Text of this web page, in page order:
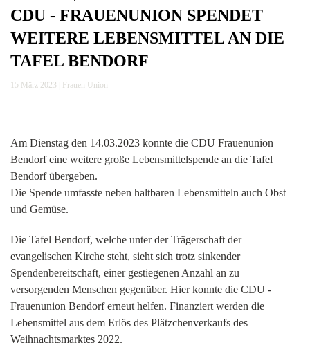
CDU - FRAUENUNION SPENDET
WEITERE LEBENSMITTEL AN DIE
TAFEL BENDORF
15 März 2023 Frauen Union
Am Dienstag den 14.03.2023 konnte die CDU Frauenunion
Bendorf eine weitere große Lebensmittelspende an die Tafel
Bendorf übergeben.
Die Spende umfasste neben haltbaren Lebensmitteln auch Obst
und Gemüse.
Die Tafel Bendorf, welche unter der Trägerschaft der
evangelischen Kirche steht, sieht sich trotz sinkender
Spendenbereitschaft, einer gestiegenen Anzahl an zu
versorgenden Menschen gegenüber. Hier konnte die CDU -
Frauenunion Bendorf erneut helfen. Finanziert werden die
Lebensmittel aus dem Erlös des Plätzchenverkaufs des
Weihnachtsmarktes 2022.